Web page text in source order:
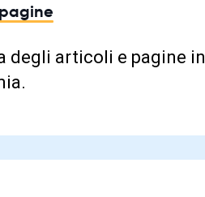
degli articoli e pagine in